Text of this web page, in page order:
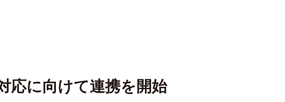
応に向けて連携を開始